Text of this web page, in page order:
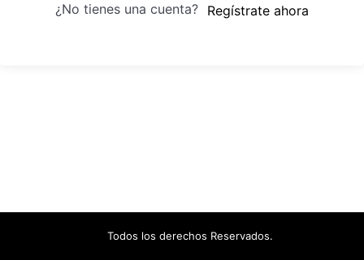
¿No tienes una cuenta? Regístrate ahora
Todos los derechos Reservados.